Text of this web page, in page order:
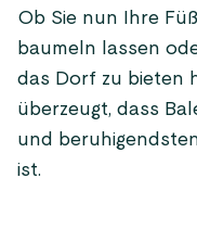
Ob Sie nun Ihre
baumeln lassen
das Dorf zu bieten
überzeugt, dass
und
ist.